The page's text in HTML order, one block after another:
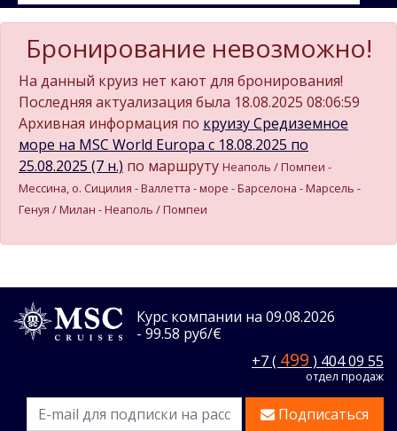
Бронирование невозможно!
На данный круиз нет кают для бронирования!
Последняя актуализация была 18.08.2025 08:06:59
Архивная информация по круизу Средиземное
море на MSC World Europa c 18.08.2025 по
25.08.2025 (7 н.) по маршруту Неаполь / Помпеи -
Мессина, о. Сицилия - Валлетта - море - Барселона - Марсель -
Генуя / Милан - Неаполь / Помпеи
Курс компании на 09.08.2026
- 99.58 руб/€
+7 ( 499 ) 404 09 55
отдел продаж
Подписаться